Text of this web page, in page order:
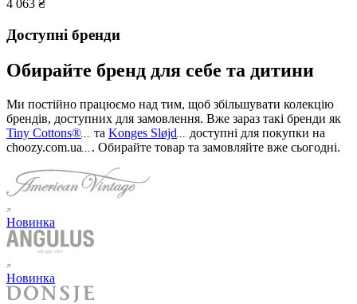
4 063 ₴
Доступні бренди
Обирайте бренд для себе та дитини
Ми постійно працюємо над тим, щоб збільшувати колекцію
брендів, доступних для замовлення. Вже зараз такі бренди як
Tiny Cottons®
та Konges Sløjd
доступні для покупки на
choozy.com.ua
. Обирайте товар та замовляйте вже сьогодні.
Новинка
Новинка